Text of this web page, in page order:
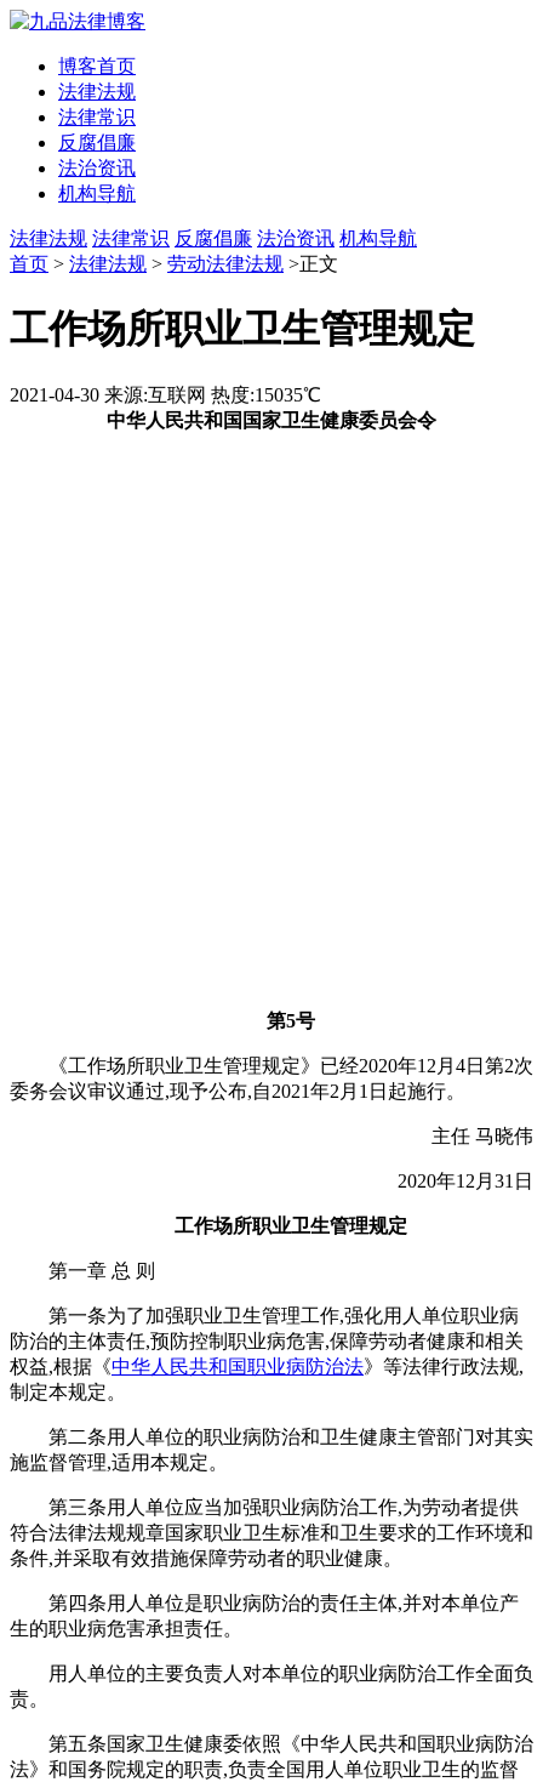
博客首页
法律法规
法律常识
反腐倡廉
法治资讯
机构导航
法律法规 法律常识 反腐倡廉 法治资讯 机构导航
首页 > 法律法规 > 劳动法律法规 >正文
工作场所职业卫生管理规定
2021-04-30 来源:互联网 热度:15035℃
中华人民共和国国家卫生健康委员会令
第5号
《工作场所职业卫生管理规定》已经2020年12月4日第2次
委务会议审议通过,现予公布,自2021年2月1日起施行。
主任 马晓伟
2020年12月31日
工作场所职业卫生管理规定
第一章 总 则
第一条为了加强职业卫生管理工作,强化用人单位职业病
防治的主体责任,预防控制职业病危害,保障劳动者健康和相关
权益,根据《中华人民共和国职业病防治法》等法律行政法规,
制定本规定。
第二条用人单位的职业病防治和卫生健康主管部门对其实
施监督管理,适用本规定。
第三条用人单位应当加强职业病防治工作,为劳动者提供
符合法律法规规章国家职业卫生标准和卫生要求的工作环境和
条件,并采取有效措施保障劳动者的职业健康。
第四条用人单位是职业病防治的责任主体,并对本单位产
生的职业病危害承担责任。
用人单位的主要负责人对本单位的职业病防治工作全面负
责。
第五条国家卫生健康委依照《中华人民共和国职业病防治
法》和国务院规定的职责,负责全国用人单位职业卫生的监督